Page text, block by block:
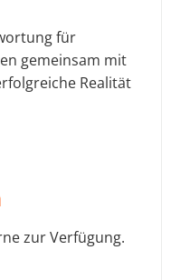
für
gemeinsam mit
Realität
zur Verfügung.